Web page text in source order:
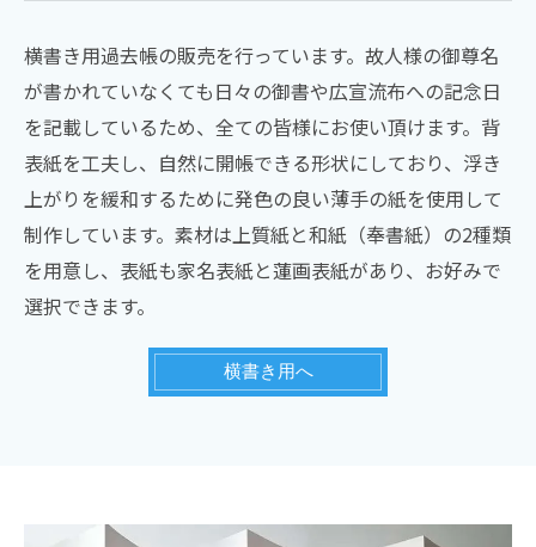
横書き用過去帳の販売を行っています。故人様の御尊名
が書かれていなくても日々の御書や広宣流布への記念日
を記載しているため、全ての皆様にお使い頂けます。背
表紙を工夫し、自然に開帳できる形状にしており、浮き
上がりを緩和するために発色の良い薄手の紙を使用して
制作しています。素材は上質紙と和紙（奉書紙）の2種類
を用意し、表紙も家名表紙と蓮画表紙があり、お好みで
選択できます。
横書き用へ